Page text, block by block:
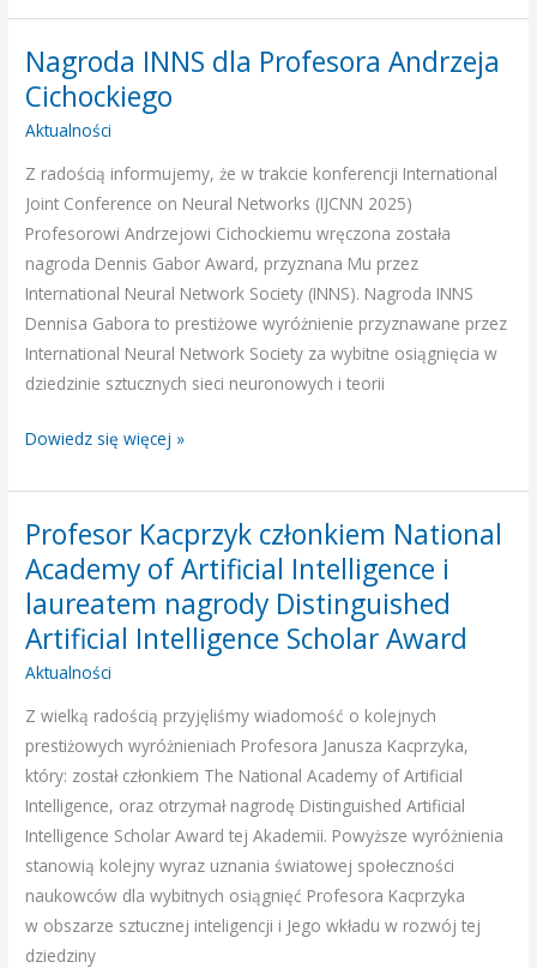
Nagroda INNS dla Profesora Andrzeja
Cichockiego
Aktualności
Z radością informujemy, że w trakcie konferencji International
Joint Conference on Neural Networks (IJCNN 2025)
Profesorowi Andrzejowi Cichockiemu wręczona została
nagroda Dennis Gabor Award, przyznana Mu przez
International Neural Network Society (INNS). Nagroda INNS
Dennisa Gabora to prestiżowe wyróżnienie przyznawane przez
International Neural Network Society za wybitne osiągnięcia w
dziedzinie sztucznych sieci neuronowych i teorii
Nagroda
INNS
dla
Andrzeja
Cichockiego
Dowiedz się więcej »
Profesor Kacprzyk członkiem National
Academy of Artificial Intelligence i
laureatem nagrody Distinguished
Artificial Intelligence Scholar Award
Aktualności
Z wielką radością przyjęliśmy wiadomość o kolejnych
prestiżowych wyróżnieniach Profesora Janusza Kacprzyka,
który: został członkiem The National Academy of Artificial
Intelligence, oraz otrzymał nagrodę Distinguished Artificial
Intelligence Scholar Award tej Akademii. Powyższe wyróżnienia
stanowią kolejny wyraz uznania światowej społeczności
naukowców dla wybitnych osiągnięć Profesora Kacprzyka
w obszarze sztucznej inteligencji i Jego wkładu w rozwój tej
dziedziny
Profesor
Kacprzyk
członkiem
National
Academy
of
Artificial
Intelligence
i
laureatem
nagrody
Distinguished
Artificial
Intelligence
Scholar